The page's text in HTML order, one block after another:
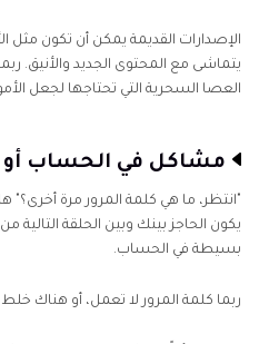
الإصدارات القديمة يمكن أن تكون مثل
يتماشى مع المحتوى الجديد والأنيق.
العصا السحرية التي تحتاجها لجعل
مشاكل في الحساب
"انتظر، ما هي كلمة المرور مرة أخرى؟"
يكون الحاجز بينك وبين الحلقة
بسيطة في الحساب.
ربما كلمة المرور لا تعمل، أو هناك